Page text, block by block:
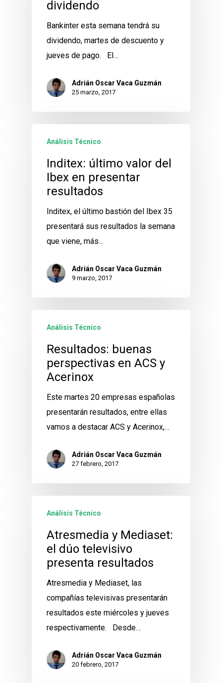
dividendo
Bankinter esta semana tendrá su
dividendo, martes de descuento y
jueves de pago. El…
Adrián Oscar Vaca Guzmán
25 marzo, 2017
Análisis Técnico
Inditex: último valor del
Ibex en presentar
resultados
Inditex, el último bastión del Ibex 35
presentará sus resultados la semana
que viene, más…
Adrián Oscar Vaca Guzmán
9 marzo, 2017
Análisis Técnico
Resultados: buenas
perspectivas en ACS y
Acerinox
Este martes 20 empresas españolas
presentarán resultados, entre ellas
vamos a destacar ACS y Acerinox,…
Adrián Oscar Vaca Guzmán
27 febrero, 2017
Análisis Técnico
Atresmedia y Mediaset:
el dúo televisivo
presenta resultados
Atresmedia y Mediaset, las
compañías televisivas presentarán
resultados este miércoles y jueves
respectivamente. Desde…
Adrián Oscar Vaca Guzmán
20 febrero, 2017